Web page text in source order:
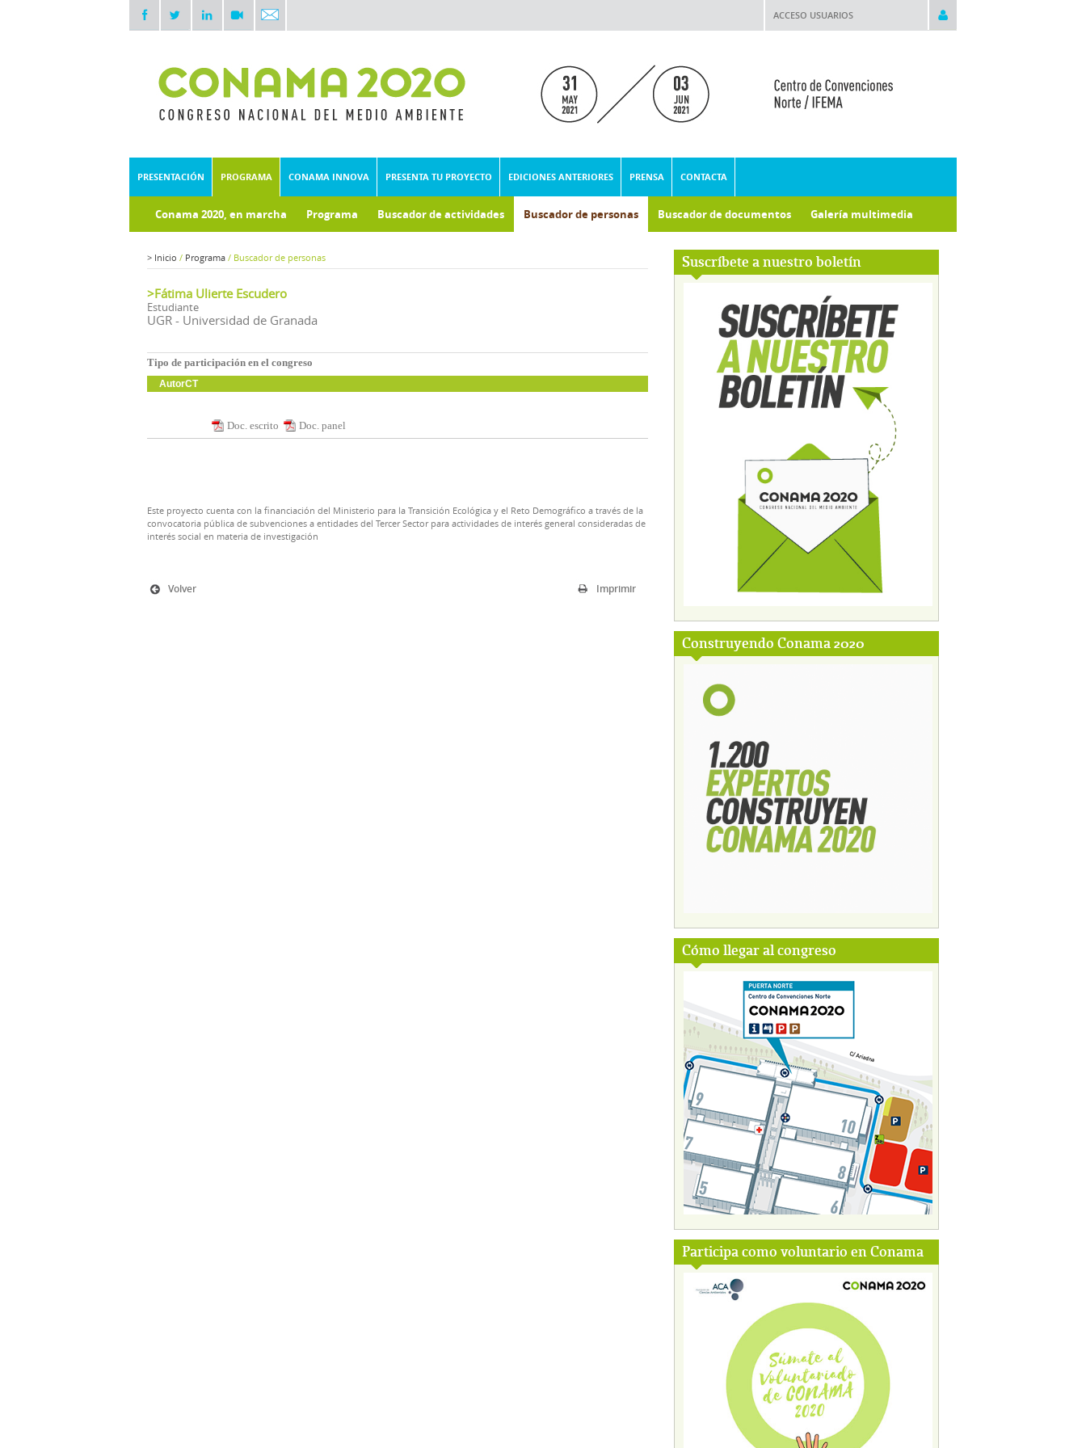
ACCESO USUARIOS
PRESENTACIÓN PROGRAMA CONAMA INNOVA PRESENTA TU PROYECTO EDICIONES ANTERIORES PRENSA CONTACTA
Conama 2020, en marcha Programa Buscador de actividades Buscador de personas Buscador de documentos Galería multimedia
Suscríbete a nuestro boletín
Construyendo Conama 2020
Cómo llegar al congreso
Participa como voluntario en Conama
> Inicio / Programa / Buscador de personas
>Fátima Ulierte Escudero
Estudiante
UGR - Universidad de Granada
Tipo de participación en el congreso
AutorCT
Doc. escrito Doc. panel
Este proyecto cuenta con la financiación del Ministerio para la Transición Ecológica y el Reto Demográfico a través de la
convocatoria pública de subvenciones a entidades del Tercer Sector para actividades de interés general consideradas de
interés social en materia de investigación
Imprimir
Volver